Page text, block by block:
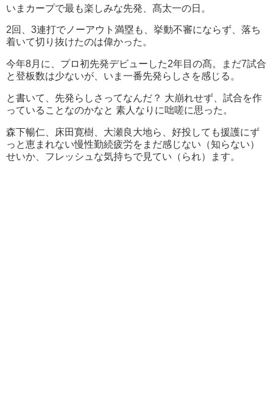
いまカープで最も楽しみな先発、髙太一の日。
2回、3連打でノーアウト満塁も、挙動不審にならず、落ち
着いて切り抜けたのは偉かった。
今年8月に、プロ初先発デビューした2年目の髙。まだ7試合
と登板数は少ないが、いま一番先発らしさを感じる。
と書いて、先発らしさってなんだ？ 大崩れせず、試合を作
っていることなのかなと 素人なりに咄嗟に思った。
森下暢仁、床田寛樹、大瀬良大地ら、好投しても援護にず
っと恵まれない慢性勤続疲労をまだ感じない（知らない）
せいか、フレッシュな気持ちで見てい（られ）ます。